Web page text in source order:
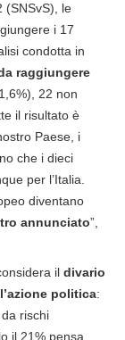
(SNSvS), le
i 17
condotta in
raggiungere
22 non
il risultato è
Paese, i
che i dieci
per l’Italia.
diventano
annunciato”,
il divario
politica:
rischi
il 21% pensa